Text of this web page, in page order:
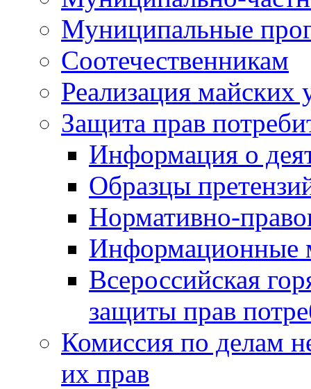
Муниципальные
Соотечественникам
Реализация майских
Защита прав
Информация о
Образцы
Нормативно-
Информационные
Всероссийская
защиты прав
Комиссия по делам
их прав